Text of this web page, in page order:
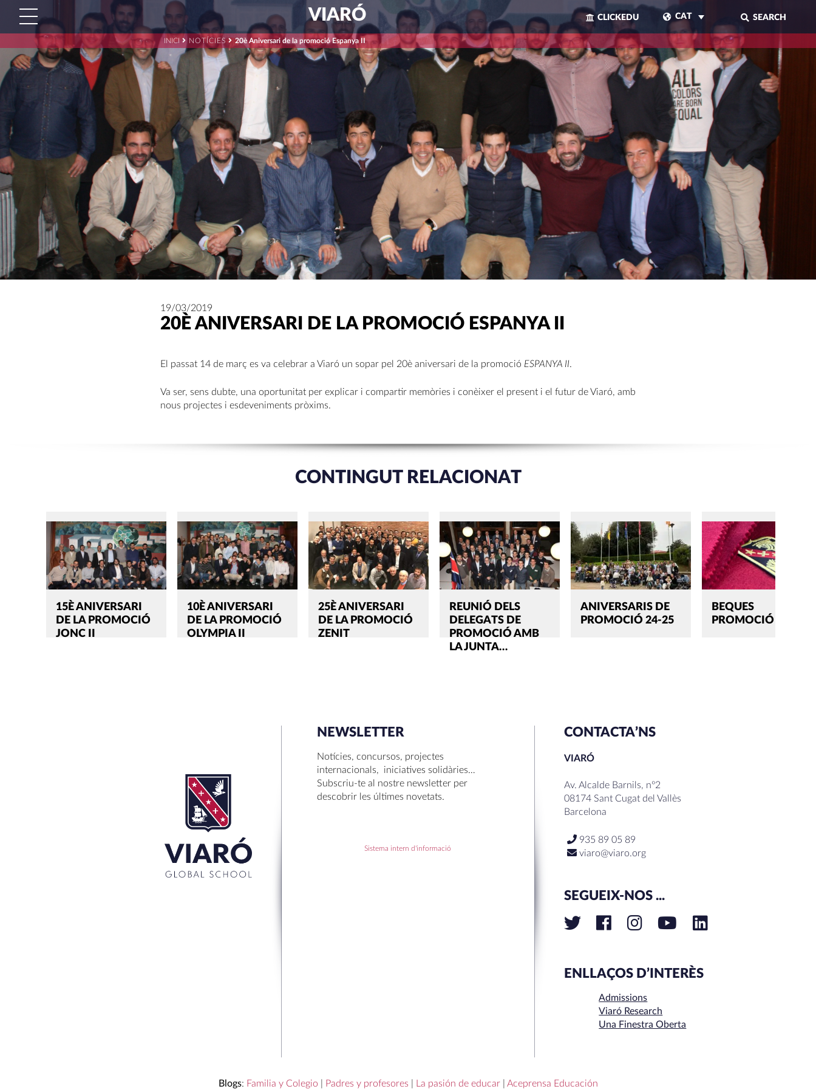
VIARÓ CLICKEDU CAT SEARCH
Cerca:'
TANCAR
INICI NOTÍCIES 20è Aniversari de la promoció Espanya II
19/03/2019
20È ANIVERSARI DE LA PROMOCIÓ ESPANYA II
El passat 14 de març es va celebrar a Viaró un sopar pel 20è aniversari de la promoció ESPANYA II.
Va ser, sens dubte, una oportunitat per explicar i compartir memòries i conèixer el present i el futur de Viaró, amb
nous projectes i esdeveniments pròxims.
CONTINGUT RELACIONAT
15È ANIVERSARI
DE LA PROMOCIÓ
JONC II
10È ANIVERSARI
DE LA PROMOCIÓ
OLYMPIA II
25È ANIVERSARI
DE LA PROMOCIÓ
ZENIT
REUNIÓ DELS
DELEGATS DE
PROMOCIÓ AMB
LA JUNTA…
ANIVERSARIS DE
PROMOCIÓ 24-25
BEQUES
PROMOCIÓ DYA III
SEARCH
TANCAR
RECENT POSTS
NEWSLETTER
Notícies, concursos, projectes
internacionals, iniciatives solidàries…
Subscriu-te al nostre newsletter per
descobrir les últimes novetats.
Sistema intern d'informació
CONTACTA’NS
VIARÓ
Av. Alcalde Barnils, nº2
08174 Sant Cugat del Vallès
Barcelona
935 89 05 89
viaro@viaro.org
SEGUEIX-NOS ...
ENLLAÇOS D’INTERÈS
Admissions
Viaró Research
Una Finestra Oberta
Blogs: Familia y Colegio Padres y profesores La pasión de educar| Aceprensa Educación